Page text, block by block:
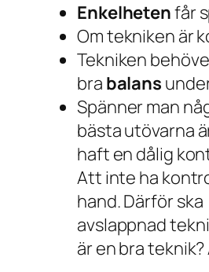
Enkelhetenfår
Om tekniken är
Tekniken
bra balans
Spänner man
bästa utövarna
haft en dålig
Att inte ha
hand. Därför
avslappnad
är en bra